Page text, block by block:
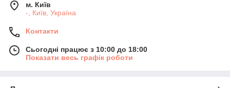
м. Київ
-, Київ, Україна
Контакти
Сьогодні працює з 10:00 до 18:00
Показати весь графік роботи